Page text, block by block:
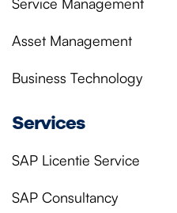
Asset Management
Business Technology
Services
SAP Licentie Service
SAP Consultancy